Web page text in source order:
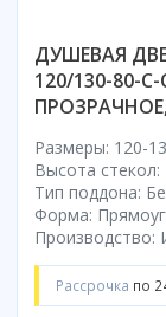
ДУШЕВАЯ
120/130-80-
Размеры: 120-
Высота стекол:
Тип поддона:
Форма:
Производство:
Рассрочка по